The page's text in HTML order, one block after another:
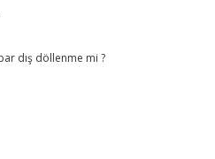
dış döllenme mi ?